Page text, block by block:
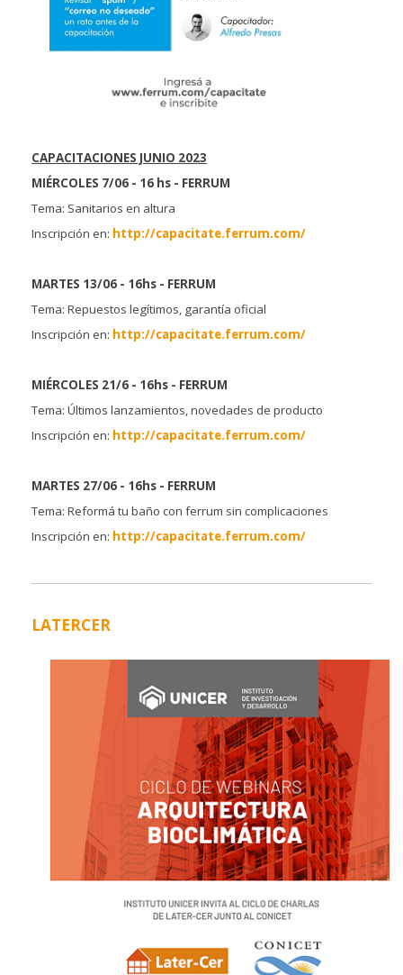
CAPACITACIONES JUNIO 2023
MIÉRCOLES 7/06 - 16 hs - FERRUM
Tema: Sanitarios en altura
Inscripción en: http://capacitate.ferrum.com/
MARTES 13/06 - 16hs - FERRUM
Tema: Repuestos legítimos, garantía oficial
Inscripción en: http://capacitate.ferrum.com/
MIÉRCOLES 21/6 - 16hs - FERRUM
Tema: Últimos lanzamientos, novedades de producto
Inscripción en: http://capacitate.ferrum.com/
MARTES 27/06 - 16hs - FERRUM
Tema: Reformá tu baño con ferrum sin complicaciones
Inscripción en: http://capacitate.ferrum.com/
LATERCER